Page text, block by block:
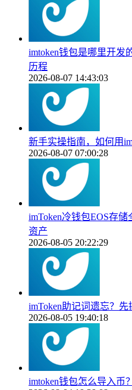
imtoken钱包是哪里开发
历程
2026-08-07 14:43:03
新手实操指南，如何用
2026-08-07 07:00:28
imToken冷钱包EOS存
资产
2026-08-05 20:22:29
imToken助记词遗忘？先
2026-08-05 19:40:18
imtoken钱包怎么导入币